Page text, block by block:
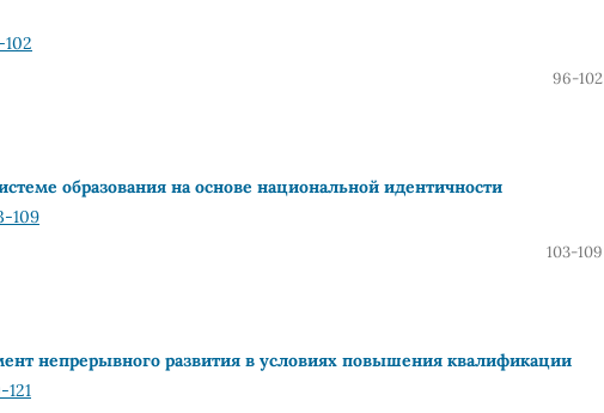
96-102
образования на основе национальной идентичности
109
103-109
непрерывного развития в условиях повышения квалификации